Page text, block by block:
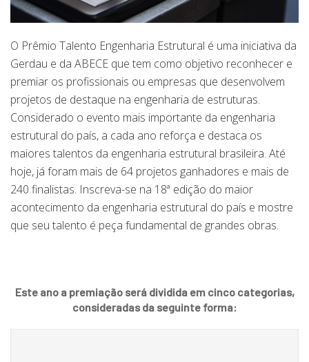
O Prêmio Talento Engenharia Estrutural é uma iniciativa da
Gerdau e da ABECE que tem como objetivo reconhecer e
premiar os profissionais ou empresas que desenvolvem
projetos de destaque na engenharia de estruturas.
Considerado o evento mais importante da engenharia
estrutural do país, a cada ano reforça e destaca os
maiores talentos da engenharia estrutural brasileira. Até
hoje, já foram mais de 64 projetos ganhadores e mais de
240 finalistas. Inscreva-se na 18ª edição do maior
acontecimento da engenharia estrutural do país e mostre
que seu talento é peça fundamental de grandes obras.
Este ano a premiação será dividida em cinco categorias,
consideradas da seguinte forma: